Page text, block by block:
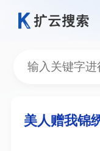
美人赠我锦